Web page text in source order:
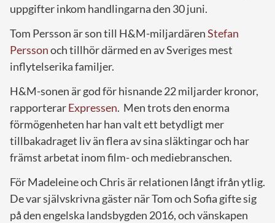
uppgifter inkom handlingarna den 30 juni.
Tom Persson är son till H&M-miljardärenStefan
Perssonoch tillhör därmed en av Sveriges mest
inflytelserika familjer.
H&M-sonen är god för hisnande 22 miljarder kronor,
rapporterarExpressen. Men trots den enorma
förmögenheten har han valt ett betydligt mer
tillbakadraget liv än flera av sina släktingar och har
främst arbetat inom film- och mediebranschen.
För Madeleine och Chris är relationen långt ifrån ytlig.
De var självskrivna gäster när Tom och Sofia gifte sig
på den engelska landsbygden 2016, och vänskapen